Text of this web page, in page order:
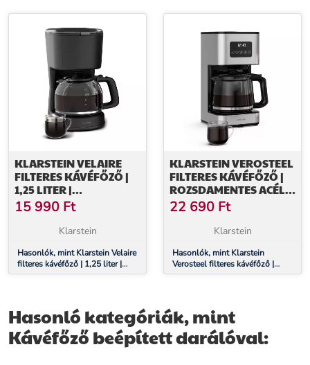
hőmérséklet jelző
KLARSTEIN VELAIRE
FILTERES KÁVÉFŐZŐ |
1,25 LITER |
HŐMÉRSÉKLET-
MEGTARTÓ FUNKCIÓ |
900 W | 10 CSÉSZE
15 990 Ft
Klarstein
Hasonlók, mint Klarstein Velaire
filteres kávéfőző | 1,25 liter |
Hőmérséklet-megtartó funkció |
KLARSTEIN VEROSTEEL
FILTERES KÁVÉFŐZŐ |
ROZSDAMENTES ACÉL |
1,5 LITER |
HŐMÉRSÉKLET-
MEGTARTÓ FUNKCIÓ |
22 690 Ft
Klarstein
Hasonlók, mint Klarstein
Verosteel filteres kávéfőző |
rozsdamentes acél | 1,5 liter |
Hasonló kategóriák, mint
Kávéfőző beépített darálóval: